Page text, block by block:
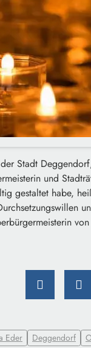
Stadt
und
gestaltet habe,
Eder Deggendorf